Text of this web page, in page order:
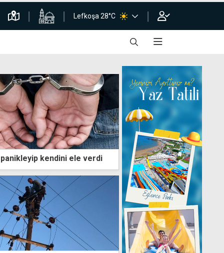
Lefkoşa 28°C
kendini ele verdi